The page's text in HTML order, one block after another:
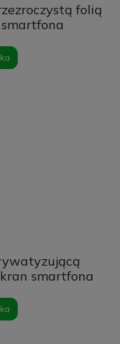
folią
smartfona